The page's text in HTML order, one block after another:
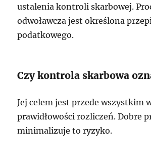
ustalenia kontroli skarbowej.
odwoławcza jest określona
podatkowego.
Czy kontrola skarbowa
Jej celem jest przede wszystkim
prawidłowości rozliczeń. Dobre
minimalizuje to ryzyko.